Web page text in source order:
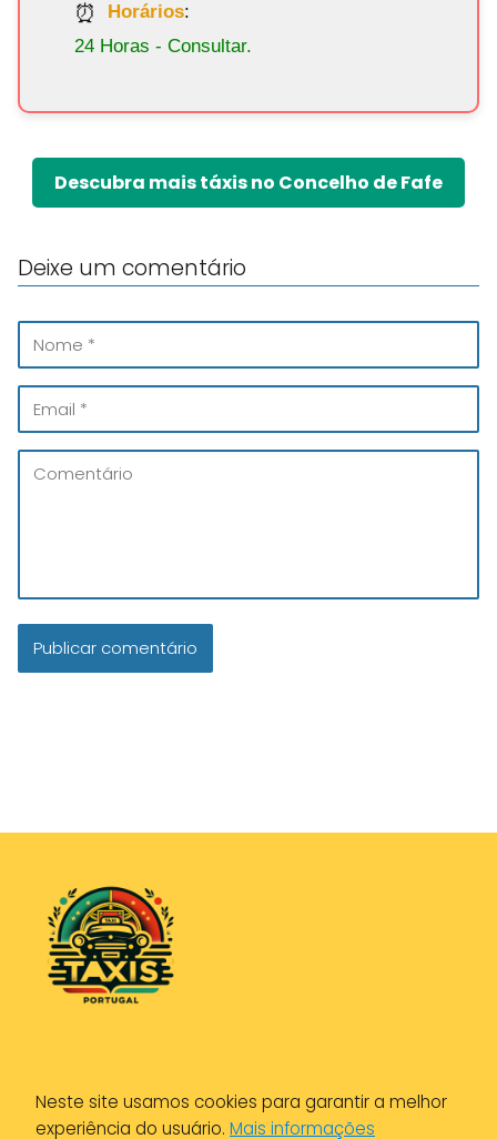
Horários:
24 Horas - Consultar.
Descubra mais táxis no Concelho de Fafe
Deixe um comentário
Política de Privacidade
Política de Cookies
Neste site usamos cookies para garantir a melhor
experiência do usuário. Mais informações